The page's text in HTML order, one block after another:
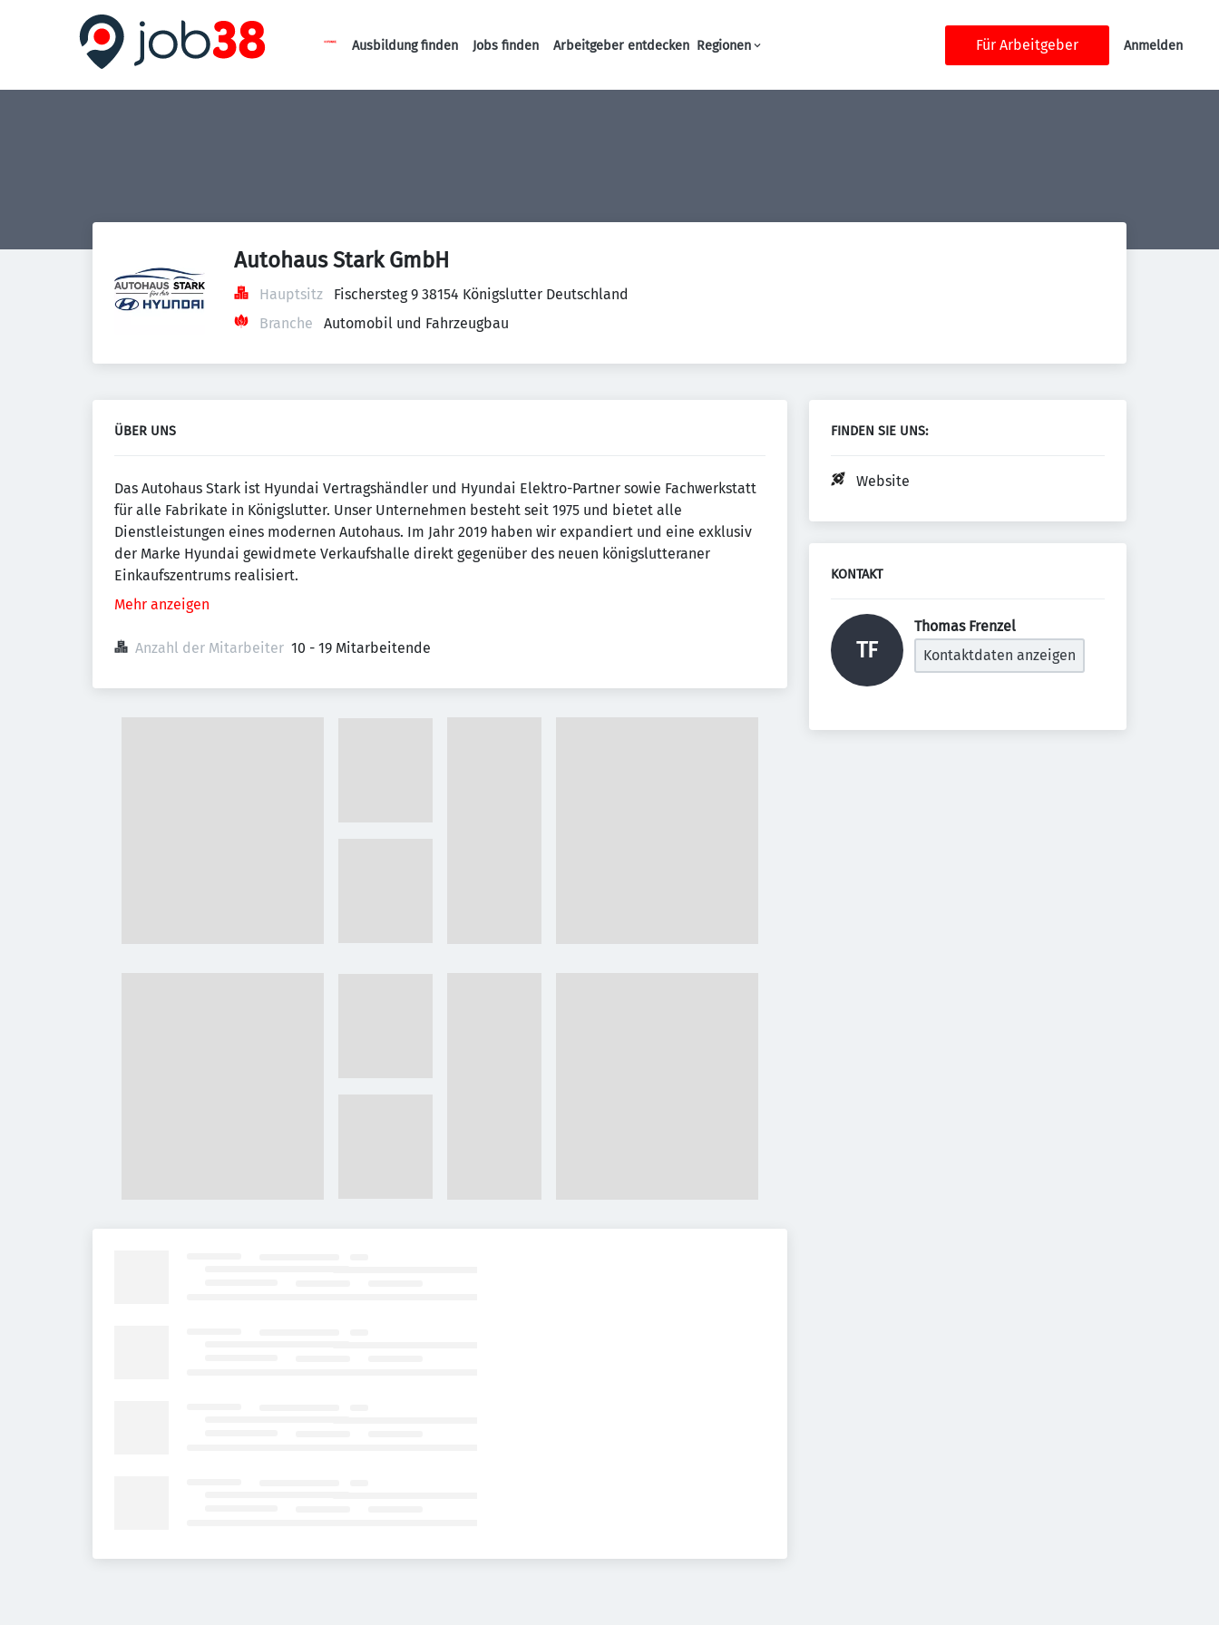
Haupt-Navigation
Ausbildung finden Jobs finden Arbeitgeber entdecken Regionen Für Arbeitgeber Anmelden
Autohaus Stark GmbH
Hauptsitz
Fischersteg 9 38154 Königslutter Deutschland
Branche
Automobil und Fahrzeugbau
ÜBER UNS
Das Autohaus Stark ist Hyundai Vertragshändler und Hyundai Elektro-Partner sowie Fachwerkstatt
für alle Fabrikate in Königslutter. Unser Unternehmen besteht seit 1975 und bietet alle
Dienstleistungen eines modernen Autohaus. Im Jahr 2019 haben wir expandiert und eine exklusiv
der Marke Hyundai gewidmete Verkaufshalle direkt gegenüber des neuen königslutteraner
Einkaufszentrums realisiert.
Mehr anzeigen
Anzahl der Mitarbeiter 10 - 19 Mitarbeitende
FINDEN SIE UNS:
Website
KONTAKT
TF
Thomas Frenzel
Kontaktdaten anzeigen